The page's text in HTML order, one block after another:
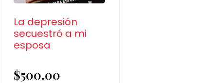
La depresión
secuestró a mi
esposa
$500.00